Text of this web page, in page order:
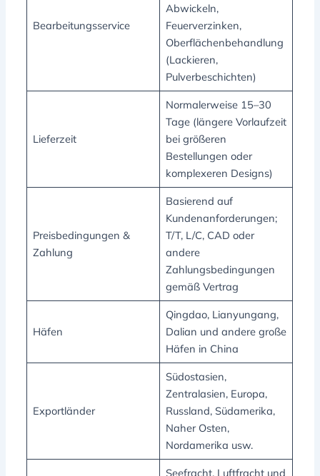
Bearbeitungsservice
Abwickeln,
Feuerverzinken,
Oberflächenbehandlung
(Lackieren,
Pulverbeschichten)
Lieferzeit
Normalerweise 15–30
Tage (längere Vorlaufzeit
bei größeren
Bestellungen oder
komplexeren Designs)
Preisbedingungen &
Zahlung
Basierend auf
Kundenanforderungen;
T/T, L/C, CAD oder
andere
Zahlungsbedingungen
gemäß Vertrag
Häfen
Qingdao, Lianyungang,
Dalian und andere große
Häfen in China
Exportländer
Südostasien,
Zentralasien, Europa,
Russland, Südamerika,
Naher Osten,
Nordamerika usw.
Seefracht, Luftfracht und